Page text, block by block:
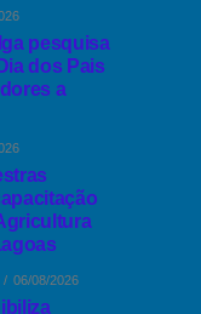
pesquisa
dos Pais
a
06/08/2026